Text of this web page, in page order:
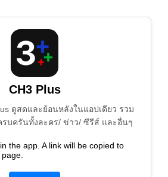
CH3 Plus
ดูสดและย้อนหลังในแอปเดียว รวม
รบครันทั้งละคร/ ข่าว/ ซีรีส์ และอื่นๆ
the app. A link will be copied to